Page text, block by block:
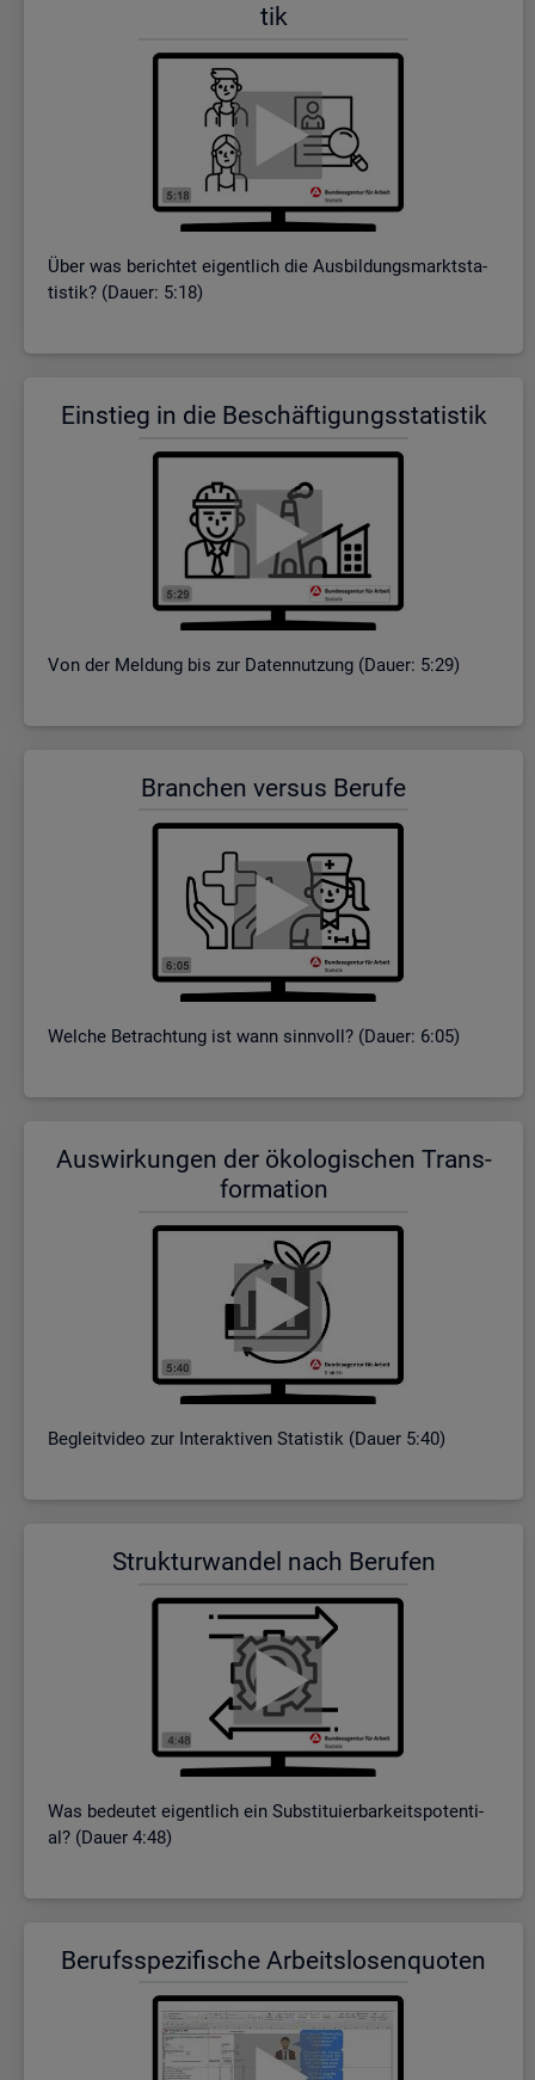
tik
Über was be­rich­tet ei­gent­lich die Aus­bil­dungs­markt­sta­
tis­tik? (Dauer: 5:18)
Ein­stieg in die Be­schäf­ti­gungs­sta­tis­tik
Von der Mel­dung bis zur Da­ten­nut­zung (Dauer: 5:29)
Bran­chen ver­sus Be­ru­fe
Wel­che Be­trach­tung ist wann sinn­voll? (Dauer: 6:05)
Aus­wir­kun­gen der öko­lo­gi­schen Trans­
for­ma­ti­on
Be­gleit­vi­deo zur In­ter­ak­ti­ven Sta­tis­tik (Dauer 5:40)
Struk­tur­wan­del nach Be­ru­fen
Was be­deu­tet ei­gent­lich ein Sub­sti­tu­ier­bar­keits­po­ten­ti­
al? (Dauer 4:48)
Be­rufs­spe­zi­fi­sche Ar­beits­lo­sen­quo­ten